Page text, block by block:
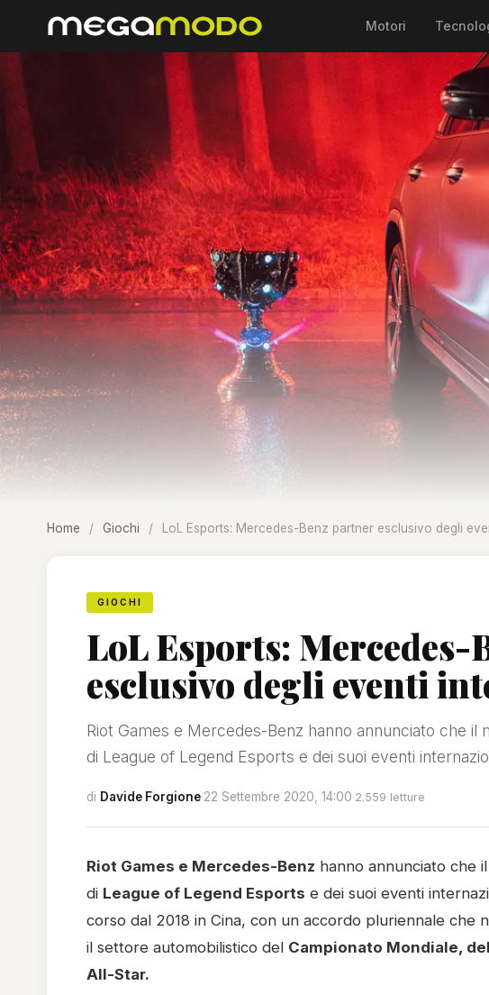
Motori
Home / Giochi / LoL Esports: Mercedes-Benz partner esclusivo degli
GIOCHI
LoL Esports:
esclusivo degli eventi
Riot Games e Mercedes-Benz hanno annunciato che
di League of Legend Esports e dei suoi eventi
di Davide Forgione·22 Settembre 2020, 14:00·2.559 letture
Riot Games e Mercedes-Benz hanno annunciato che
di League of Legend Esports e dei suoi eventi
corso dal 2018 in Cina, con un accordo pluriennale
il settore automobilistico del Campionato Mondiale,
All-Star.